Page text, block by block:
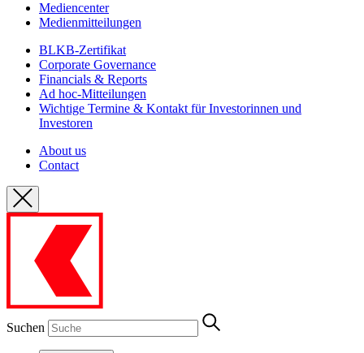
Mediencenter
Medienmitteilungen
BLKB-Zertifikat
Corporate Governance
Financials & Reports
Ad hoc-Mitteilungen
Wichtige Termine & Kontakt für Investorinnen und
Investoren
About us
Contact
Suchen